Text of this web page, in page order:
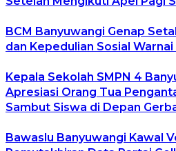
BCM Banyuwangi Genap
dan Kepedulian Sosial
Kepala Sekolah SMPN 4
Apresiasi Orang Tua
Sambut Siswa di Depan
Bawaslu Banyuwangi Kawal